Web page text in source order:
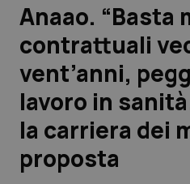
Scienza e Farmaci
Studi e Analisi
Lettere al direttore
Edizioni Regionali
Anaao. “Basta
contrattuali
vent’anni,
lavoro in
la carriera dei
proposta